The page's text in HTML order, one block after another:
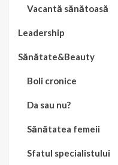
Vacantă sănătoasă
Leadership
Sănătate&Beauty
Boli cronice
Da sau nu?
Sănătatea femeii
Sfatul specialistului